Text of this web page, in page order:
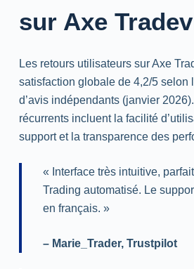
sur Axe
Les retours utilisateurs sur Axe
satisfaction globale de 4,2/5 selon
d’avis indépendants (janvier
récurrents incluent la facilité
support et la transparence des
« Interface très intuitive,
Trading automatisé. Le
en français. »
– Marie_Trader, Trustpilot